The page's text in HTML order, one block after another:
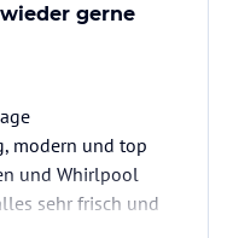
gerne
modern und top
und Whirlpool
sehr frisch und